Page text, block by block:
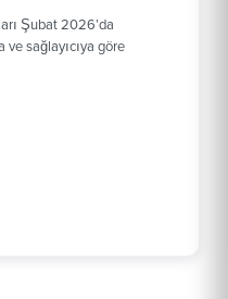
Şubat 2026’da
ve sağlayıcıya göre